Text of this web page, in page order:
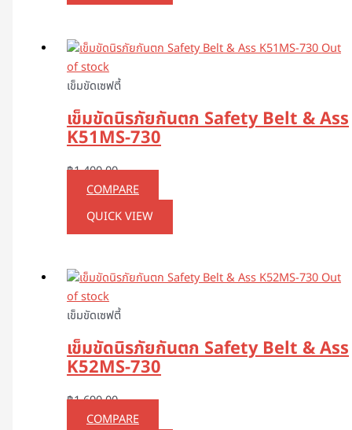
Out
of stock
เข็มขัดเซฟตี้
เข็มขัดนิรภัยกันตก Safety Belt & Ass
K51MS-730
฿1,400.00
COMPARE
QUICK VIEW
Out
of stock
เข็มขัดเซฟตี้
เข็มขัดนิรภัยกันตก Safety Belt & Ass
K52MS-730
฿1,690.00
COMPARE